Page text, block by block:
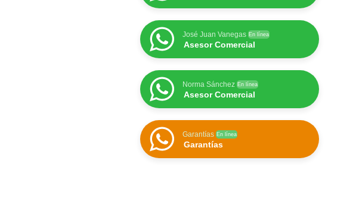
José Juan Vanegas En línea
Asesor Comercial
Norma Sánchez En línea
Asesor Comercial
Garantías En línea
Garantías